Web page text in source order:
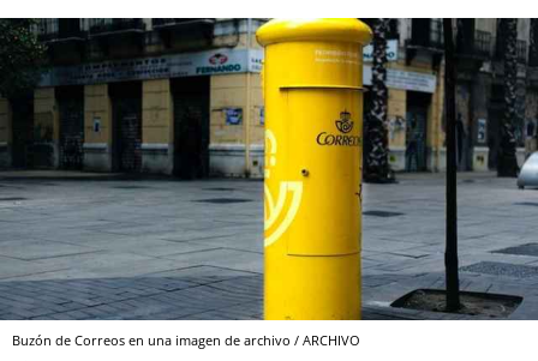
Buzón de Correos en una imagen de archivo / ARCHIVO